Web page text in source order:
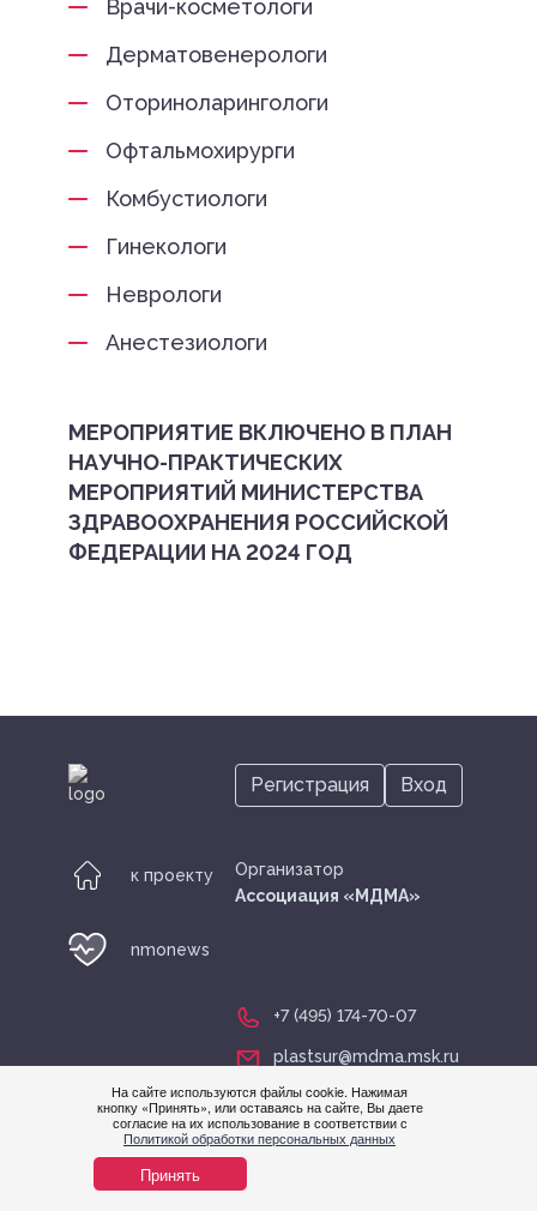
На сайте используются файлы cookie. Нажимая
кнопку «Принять», или оставаясь на сайте, Вы даете
согласие на их использование в соответствии с
Политикой обработки персональных данных
Принять
Врачи-косметологи
Дерматовенерологи
Оториноларингологи
Офтальмохирурги
Комбустиологи
Гинекологи
Неврологи
Анестезиологи
МЕРОПРИЯТИЕ ВКЛЮЧЕНО В ПЛАН
НАУЧНО-ПРАКТИЧЕСКИХ
МЕРОПРИЯТИЙ МИНИСТЕРСТВА
ЗДРАВООХРАНЕНИЯ РОССИЙСКОЙ
ФЕДЕРАЦИИ НА 2024 ГОД
к проекту
nmonews
Организатор
Ассоциация «МДМА»
+7 (495) 174-70-07
plastsur@mdma.msk.ru
Регистрация Вход
© nmonews 2026 все права защищены